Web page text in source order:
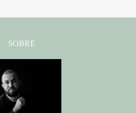
SOBRE